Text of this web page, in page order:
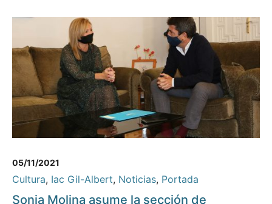
05/11/2021
Cultura, Iac Gil-Albert, Noticias, Portada
Sonia Molina asume la sección de